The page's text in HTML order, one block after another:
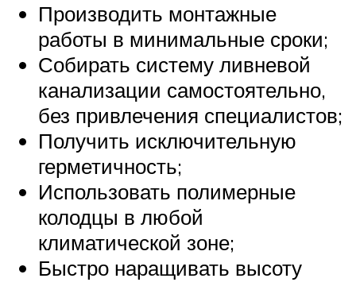
Производить монтажные
работы в минимальные сроки;
Собирать систему ливневой
канализации самостоятельно,
без привлечения специалистов;
Получить исключительную
герметичность;
Использовать полимерные
колодцы в любой
климатической зоне;
Быстро наращивать высоту